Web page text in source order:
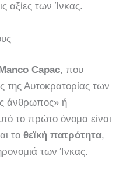
αξίες των Ίνκας.
Capac, που
της Αυτοκρατορίας των
άνθρωπος» ή
το πρώτο όνομα είναι
το θεϊκή πατρότητα,
των Ίνκας.